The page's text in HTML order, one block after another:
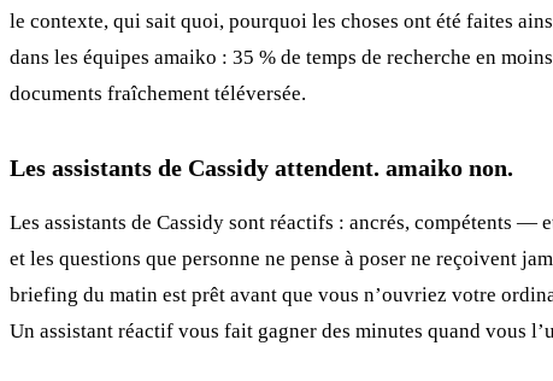
le contexte, qui sait quoi, pourquoi les choses ont été faites
dans les équipes amaiko : 35 % de temps de recherche en
documents fraîchement téléversée.
Les assistants de Cassidy attendent. amaiko non.
Les assistants de Cassidy sont réactifs : ancrés, compétents —
et les questions que personne ne pense à poser ne reçoivent
briefing du matin est prêt avant que vous n’ouvriez votre
Un assistant réactif vous fait gagner des minutes quand vous